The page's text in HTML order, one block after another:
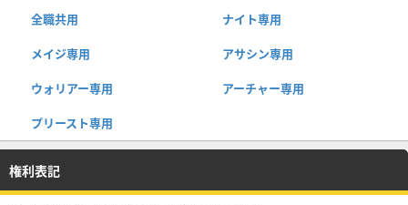
全職共用 ナイト専用
メイジ専用 アサシン専用
ウォリアー専用 アーチャー専用
プリースト専用
権利表記